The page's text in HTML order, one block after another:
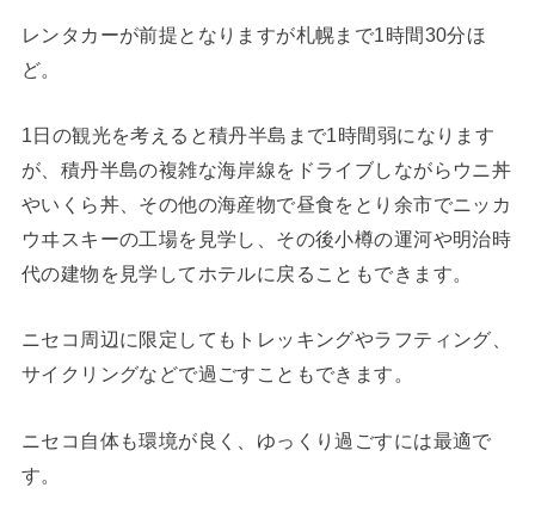
レンタカーが前提となりますが札幌まで1時間30分ほ
ど。
1日の観光を考えると積丹半島まで1時間弱になります
が、積丹半島の複雑な海岸線をドライブしながらウニ丼
やいくら丼、その他の海産物で昼食をとり余市でニッカ
ウヰスキーの工場を見学し、その後小樽の運河や明治時
代の建物を見学してホテルに戻ることもできます。
ニセコ周辺に限定してもトレッキングやラフティング、
サイクリングなどで過ごすこともできます。
ニセコ自体も環境が良く、ゆっくり過ごすには最適で
す。